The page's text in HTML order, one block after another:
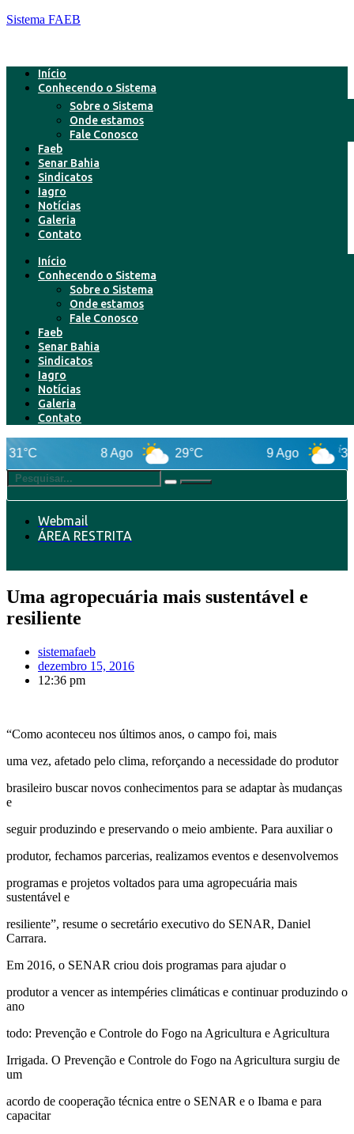
Sistema FAEB
Início
Conhecendo o Sistema
Sobre o Sistema
Onde estamos
Fale Conosco
Faeb
Senar Bahia
Sindicatos
Iagro
Notícias
Galeria
Contato
Início
Conhecendo o Sistema
Sobre o Sistema
Onde estamos
Fale Conosco
Faeb
Senar Bahia
Sindicatos
Iagro
Notícias
Galeria
Contato
29°C 31°C
Webmail
ÁREA RESTRITA
Uma agropecuária mais sustentável e
resiliente
sistemafaeb
dezembro 15, 2016
12:36 pm
“Como aconteceu nos últimos anos, o campo foi, mais
uma vez, afetado pelo clima, reforçando a necessidade do produtor
brasileiro buscar novos conhecimentos para se adaptar às mudanças
e
seguir produzindo e preservando o meio ambiente. Para auxiliar o
produtor, fechamos parcerias, realizamos eventos e desenvolvemos
programas e projetos voltados para uma agropecuária mais
sustentável e
resiliente”, resume o secretário executivo do SENAR, Daniel
Carrara.
Em 2016, o SENAR criou dois programas para ajudar o
produtor a vencer as intempéries climáticas e continuar produzindo o
ano
todo: Prevenção e Controle do Fogo na Agricultura e Agricultura
Irrigada. O Prevenção e Controle do Fogo na Agricultura surgiu de
um
acordo de cooperação técnica entre o SENAR e o Ibama e para
capacitar